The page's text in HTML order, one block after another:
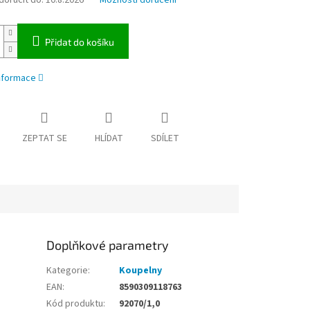
Přidat do košíku
ZEPTAT SE HLÍDAT SDÍLET
Doplňkové parametry
Kategorie:
Koupelny
EAN:
8590309118763
Kód produktu: 92070/1,0